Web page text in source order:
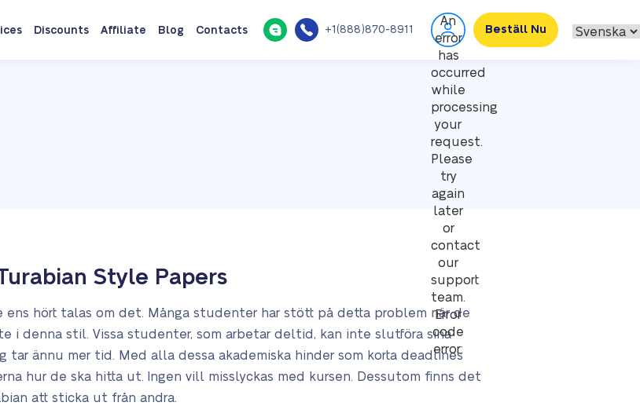
Discounts Affiliate Blog Contacts +1(888)870-8911
An
error
has
occurred
while
processing
your
request.
Please
try
again
later
or
contact
our
support
team.
Error
code
error:
Beställ Nu
Style Papers
ens hört talas om det. Många studenter har stött på detta problem när de
i denna stil. Vissa studenter, som arbetar deltid, kan inte slutföra sina
ännu mer tid. Med alla dessa akademiska hinder som korta deadlines
hur de ska hitta ut. Ingen vill misslyckas med kursen. Dessutom finns det
att sticka ut från andra.